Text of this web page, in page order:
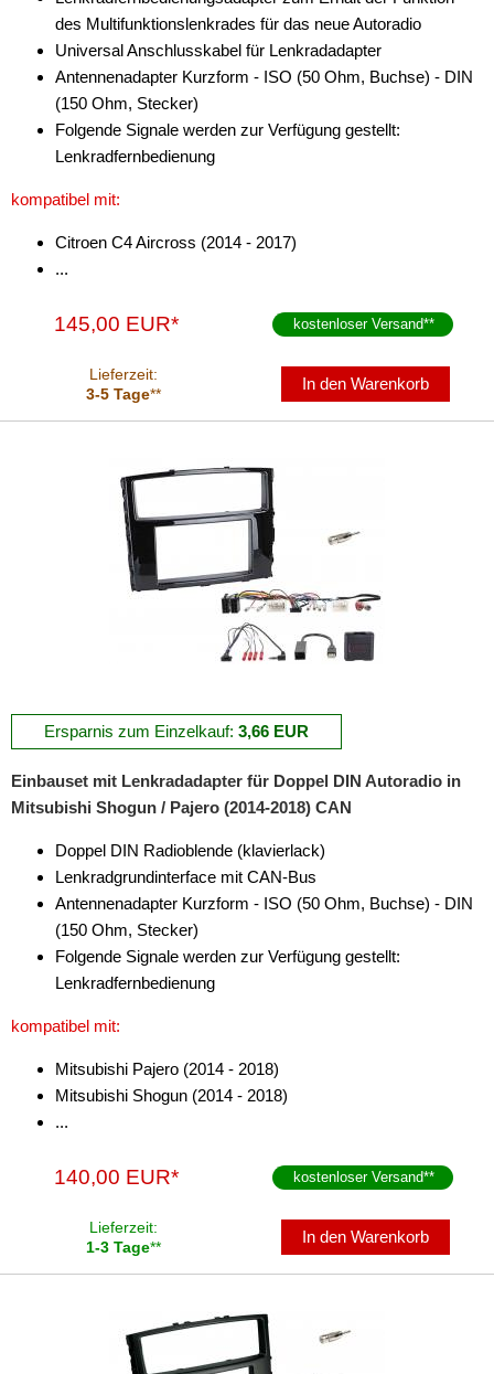
Radioblenden
Radioeinbausets
Radiorahmen
SD-Adapter
Stromversorgung
Subwoofer-Zubehör
Vorverstärkeradapter
des Multifunktionslenkrades für das neue Autoradio
Universal Anschlusskabel für Lenkradadapter
Antennenadapter Kurzform - ISO (50 Ohm, Buchse) - DIN
(150 Ohm, Stecker)
Folgende Signale werden zur Verfügung gestellt:
Lenkradfernbedienung
kompatibel mit:
Citroen C4 Aircross (2014 - 2017)
...
145,00 EUR* kostenloser Versand**
Lieferzeit:
3-5 Tage**
In den Warenkorb
Ersparnis zum Einzelkauf: 3,66 EUR
Einbauset mit Lenkradadapter für Doppel DIN Autoradio in
Mitsubishi Shogun / Pajero (2014-2018) CAN
Doppel DIN Radioblende (klavierlack)
Lenkradgrundinterface mit CAN-Bus
Antennenadapter Kurzform - ISO (50 Ohm, Buchse) - DIN
(150 Ohm, Stecker)
Folgende Signale werden zur Verfügung gestellt:
Lenkradfernbedienung
kompatibel mit:
Mitsubishi Pajero (2014 - 2018)
Mitsubishi Shogun (2014 - 2018)
...
140,00 EUR* kostenloser Versand**
Lieferzeit:
1-3 Tage**
In den Warenkorb